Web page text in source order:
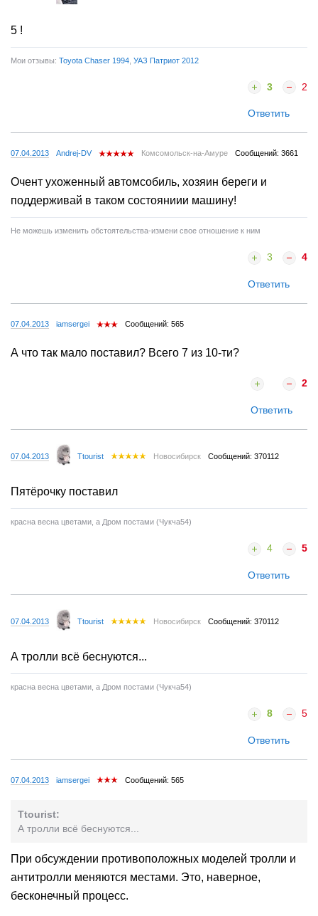
5 !
Мои отзывы: Toyota Chaser 1994 УАЗ Патриот 2012
3 2
Ответить
07.04.2013 Andrej-DV Комсомольск-на-Амуре Сообщений: 3661
Очент ухоженный автомсобиль, хозяин береги и
поддерживай в таком состояниии машину!
Не можешь изменить обстоятельства-измени свое отношение к ним
3 4
Ответить
07.04.2013 iamsergei Сообщений: 565
А что так мало поставил? Всего 7 из 10-ти?
2
Ответить
07.04.2013 Ttourist Новосибирск Сообщений: 370112
Пятёрочку поставил
красна весна цветами, а Дром постами (Чукча54)
4 5
Ответить
07.04.2013 Ttourist Новосибирск Сообщений: 370112
А тролли всё беснуются...
красна весна цветами, а Дром постами (Чукча54)
8 5
Ответить
07.04.2013 iamsergei Сообщений: 565
Ttourist:
А тролли всё беснуются...
При обсуждении противоположных моделей тролли и
антитролли меняются местами. Это, наверное,
бесконечный процесс.